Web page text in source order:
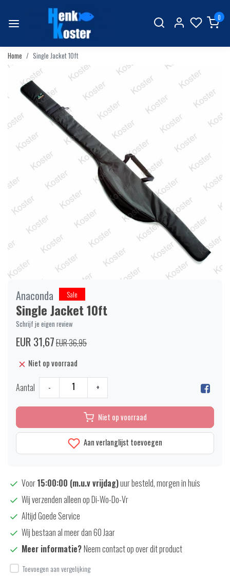
0
Home Single Jacket 10ft
Anaconda Sale
Single Jacket 10ft
Schrijf je eigen review
EUR 31,67EUR 36,95
Niet op voorraad
Aantal - +
Niet op voorraad
Aan verlanglijst toevoegen
Voor15:00:00 (m.u.v vrijdag)uur besteld, morgen in huis
Wij verzenden alleen op Di-Wo-Do-Vr
Altijd Goede Service
Wij bestaan al meer dan 60 Jaar
Meer informatie?Neem contact op over dit product
Toevoegen aan vergelijking